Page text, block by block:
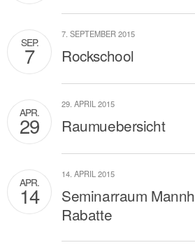
SEP.
7
7. SEPTEMBER 2015
Rockschool
APR.
29
29. APRIL 2015
Raumuebersicht
APR.
14
14. APRIL 2015
Seminarraum
Rabatte